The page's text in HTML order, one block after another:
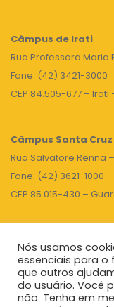
Câmpus de Irati
Rua Professora Maria
Fone: (42) 3421-3000
CEP 84.505-677 – Irati
Câmpus Santa Cruz
Rua Salvatore Renna
Fone: (42) 3621-1000
CEP 85.015-430 –
Unicentro |
Nós usamos
essenciais para o
que outros
do usuário. Você
não. Tenha em